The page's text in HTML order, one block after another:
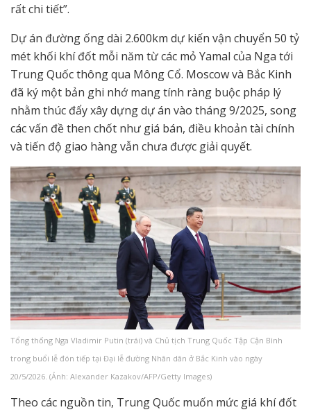
rất chi tiết”.
Dự án đường ống dài 2.600km dự kiến vận chuyển 50 tỷ
mét khối khí đốt mỗi năm từ các mỏ Yamal của Nga tới
Trung Quốc thông qua Mông Cổ. Moscow và Bắc Kinh
đã ký một bản ghi nhớ mang tính ràng buộc pháp lý
nhằm thúc đẩy xây dựng dự án vào tháng 9/2025, song
các vấn đề then chốt như giá bán, điều khoản tài chính
và tiến độ giao hàng vẫn chưa được giải quyết.
Tổng thống Nga Vladimir Putin (trái) và Chủ tịch Trung Quốc Tập Cận Bình
trong buổi lễ đón tiếp tại Đại lễ đường Nhân dân ở Bắc Kinh vào ngày
20/5/2026. (Ảnh: Alexander Kazakov/AFP/Getty Images)
Theo các nguồn tin, Trung Quốc muốn mức giá khí đốt